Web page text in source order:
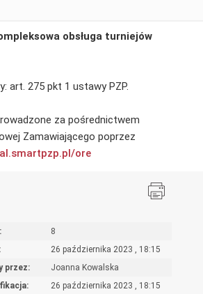
obsługa turniejów
art. 275 pkt 1 ustawy PZP.
za pośrednictwem
Zamawiającego poprzez
ore
8
26 października 2023 , 18:15
przez:
Joanna Kowalska
26 października 2023 , 18:15